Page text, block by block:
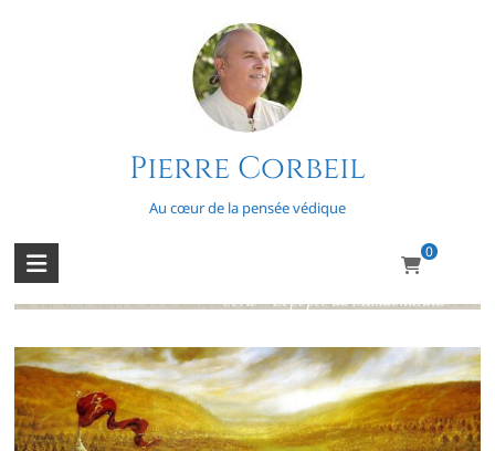
Pierre Corbeil
Au cœur de la pensée védique
0
L’épopée du Mahabharata – Épisode